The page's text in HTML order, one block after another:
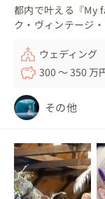
都内で叶える『
ク・ヴィンテージ
ウェディング
300 〜 350 万
その他